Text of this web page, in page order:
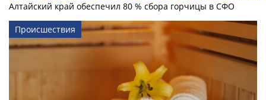
Алтайский край обеспечил 80 % сбора горчицы в СФО
Происшествия